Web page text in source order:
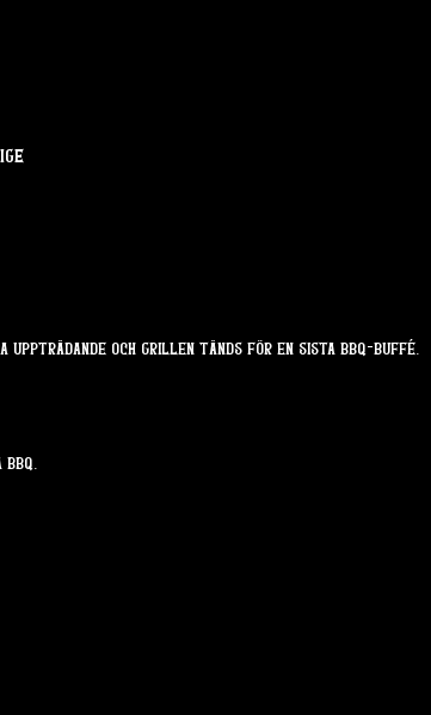
uppträdande och grillen tänds för en sista bbq-buffé.
bbq.